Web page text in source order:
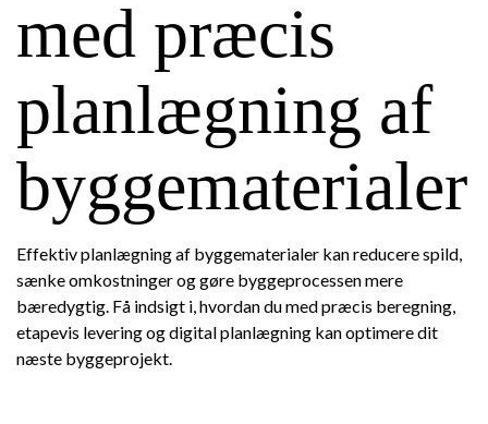
med præcis
planlægning af
byggematerialer
Effektiv planlægning af byggematerialer kan reducere spild,
sænke omkostninger og gøre byggeprocessen mere
bæredygtig. Få indsigt i, hvordan du med præcis beregning,
etapevis levering og digital planlægning kan optimere dit
næste byggeprojekt.